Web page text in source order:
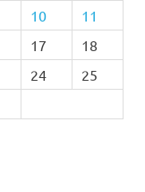
10
11
17
18
24
25